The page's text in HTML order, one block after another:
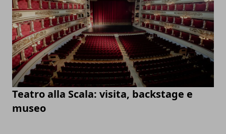
Teatro alla Scala: visita, backstage e
museo